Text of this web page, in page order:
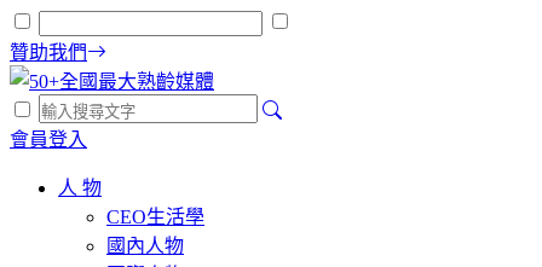
贊助我們
會員登入
人 物
CEO生活學
國內人物